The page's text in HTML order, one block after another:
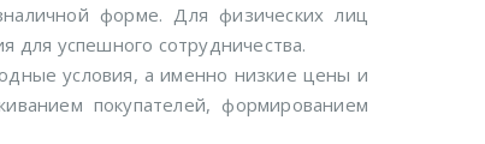
форме. Для физических лиц
для успешного сотрудничества.
условия, а именно низкие цены и
покупателей, формированием